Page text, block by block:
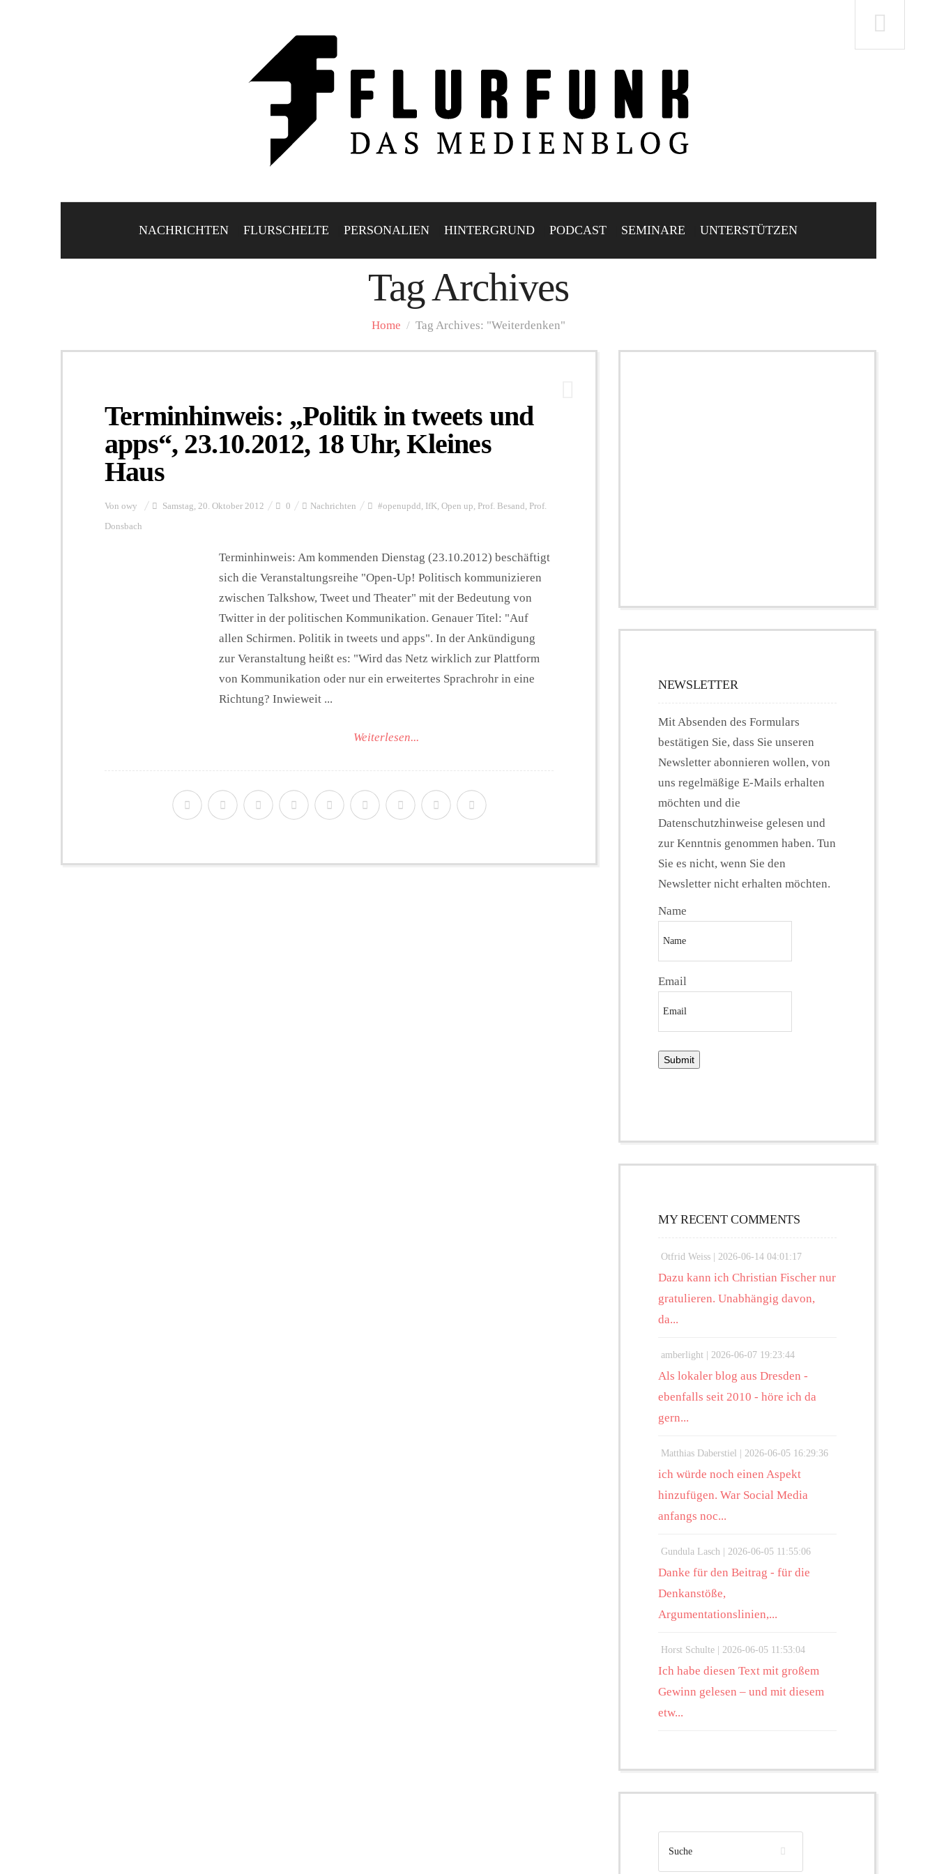
NACHRICHTEN FLURSCHELTE PERSONALIEN HINTERGRUND PODCAST SEMINARE UNTERSTÜTZEN
Tag Archives
Home / Tag Archives: "Weiterdenken"
Terminhinweis: „Politik in tweets und
apps“, 23.10.2012, 18 Uhr, Kleines
Haus
Von owy Samstag, 20. Oktober 2012 0 Nachrichten #openupdd , IfK, Open up, Prof. Besand , Prof.
Donsbach
Terminhinweis: Am kommenden Dienstag (23.10.2012) beschäftigt
sich die Veranstaltungsreihe "Open-Up! Politisch kommunizieren
zwischen Talkshow, Tweet und Theater" mit der Bedeutung von
Twitter in der politischen Kommunikation. Genauer Titel: "Auf
allen Schirmen. Politik in tweets und apps". In der Ankündigung
zur Veranstaltung heißt es: "Wird das Netz wirklich zur Plattform
von Kommunikation oder nur ein erweitertes Sprachrohr in eine
Richtung? Inwieweit ...
Weiterlesen...
NEWSLETTER
Mit Absenden des Formulars
bestätigen Sie, dass Sie unseren
Newsletter abonnieren wollen, von
uns regelmäßige E-Mails erhalten
möchten und die
Datenschutzhinweise gelesen und
zur Kenntnis genommen haben. Tun
Sie es nicht, wenn Sie den
Newsletter nicht erhalten möchten.
Name
Email
MY RECENT COMMENTS
Otfrid Weiss | 2026-06-14 04:01:17
Dazu kann ich Christian Fischer nur
gratulieren. Unabhängig davon,
da...
amberlight | 2026-06-07 19:23:44
Als lokaler blog aus Dresden -
ebenfalls seit 2010 - höre ich da
gern...
Matthias Daberstiel | 2026-06-05 16:29:36
ich würde noch einen Aspekt
hinzufügen. War Social Media
anfangs noc...
Gundula Lasch | 2026-06-05 11:55:06
Danke für den Beitrag - für die
Denkanstöße,
Argumentationslinien,...
Horst Schulte | 2026-06-05 11:53:04
Ich habe diesen Text mit großem
Gewinn gelesen – und mit diesem
etw...